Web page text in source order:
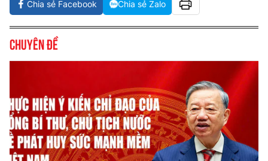
Chia sẻ Facebook Chia sẻ Zalo
Chuyên đề